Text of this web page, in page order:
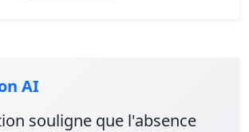
AI
souligne que l'absence